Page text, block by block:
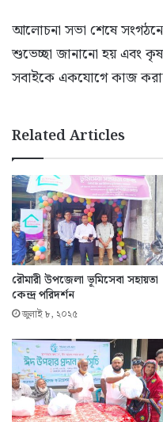
আলোচনা সভা শেষে
শুভেচ্ছা জানানো হয় এবং
সবাইকে একযোগে কাজ
Related Articles
রৌমারী উপজেলা ভূমিসেবা সহায়তা
কেন্দ্র পরিদর্শন
জুলাই ৮, ২০২৫